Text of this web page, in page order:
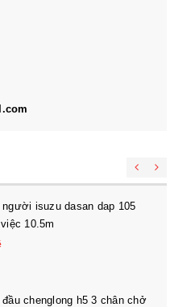
người isuzu dasan dap 105
10.5m
đầu chenglong h5 3 chân chở